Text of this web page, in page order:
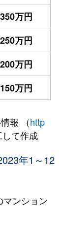
万円
万円
万円
万円
報 （http
て作成
年1～12
ンション